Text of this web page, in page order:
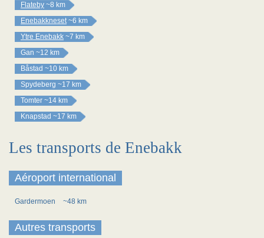
Flateby ~8 km
Enebakkneset ~6 km
Ytre Enebakk ~7 km
Gan ~12 km
Båstad ~10 km
Spydeberg ~17 km
Tomter ~14 km
Knapstad ~17 km
Les transports de Enebakk
Aéroport international
Gardermoen ~48 km
Autres transports